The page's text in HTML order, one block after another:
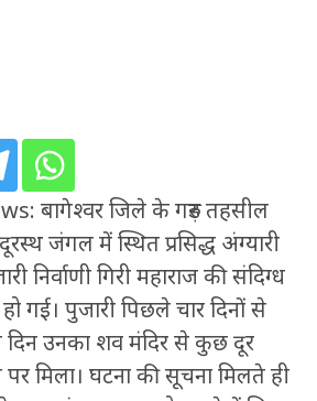
बागेश्वर जिले के गरुड़ तहसील
जंगल में स्थित प्रसिद्ध अंग्यारी
निर्वाणी गिरी महाराज की संदिग्ध
गई। पुजारी पिछले चार दिनों से
उनका शव मंदिर से कुछ दूर
मिला। घटना की सूचना मिलते ही